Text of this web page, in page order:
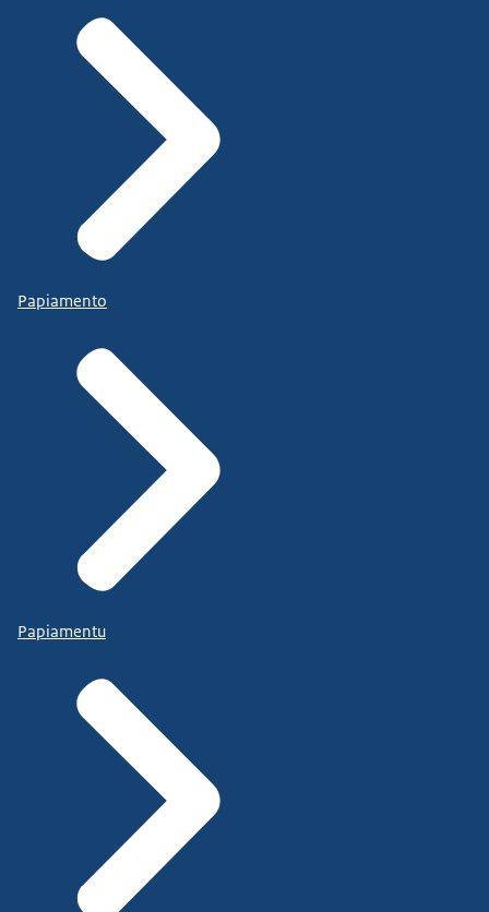
Papiamento
Papiamentu